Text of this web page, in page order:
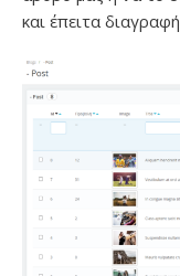
και έπειτα διαγραφή